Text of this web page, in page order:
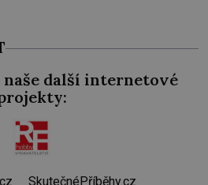
další internetové
SkutečnéPříběhy.cz